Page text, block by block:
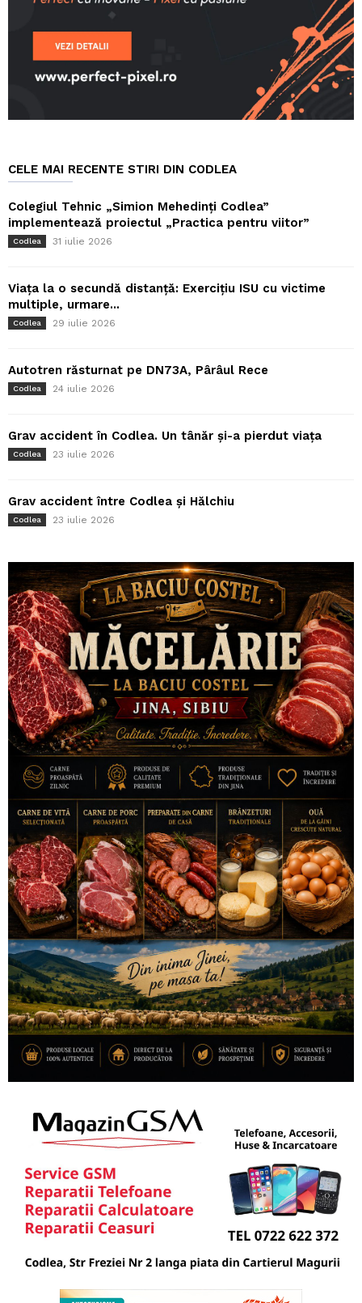
CELE MAI RECENTE STIRI DIN CODLEA
Colegiul Tehnic „Simion Mehedinți Codlea”
implementează proiectul „Practica pentru viitor”
Codlea 31 iulie 2026
Viața la o secundă distanță: Exercițiu ISU cu victime
multiple, urmare...
Codlea 29 iulie 2026
Autotren răsturnat pe DN73A, Pârâul Rece
Codlea 24 iulie 2026
Grav accident în Codlea. Un tânăr și-a pierdut viața
Codlea 23 iulie 2026
Grav accident între Codlea și Hălchiu
Codlea 23 iulie 2026